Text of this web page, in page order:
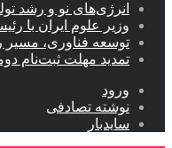
انرژی‌های نو و رشد
وزیر علوم ایران با
توسعه فناوری،
تمدید مهلت ثبت‌نام دومین
ورود
نوشته تصادفی
سایدبار